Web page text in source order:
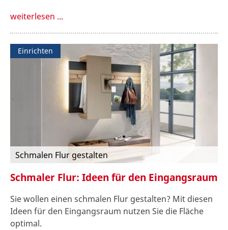
weiterlesen ...
Einrichten
Schmalen Flur gestalten
Schmaler Flur: Ideen für den Eingangsraum
Sie wollen einen schmalen Flur gestalten? Mit diesen
Ideen für den Eingangsraum nutzen Sie die Fläche
optimal.